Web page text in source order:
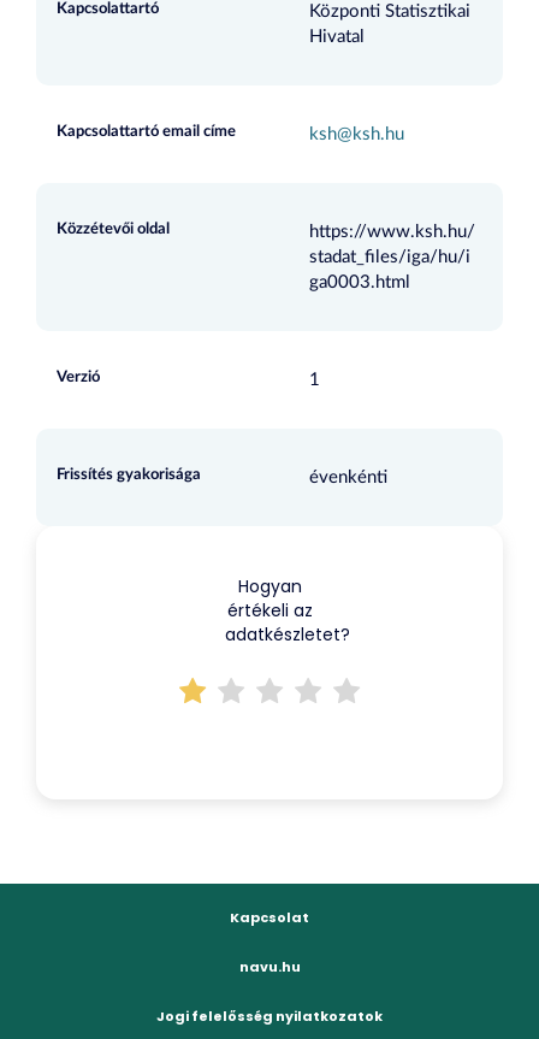
Kapcsolattartó
Központi Statisztikai
Hivatal
Kapcsolattartó email címe ksh@ksh.hu
Közzétevői oldal
https://www.ksh.hu/
stadat_files/iga/hu/i
ga0003.html
Verzió 1
Frissítés gyakorisága évenkénti
Hogyan
értékeli az
adatkészletet?
Kapcsolat
navu.hu
Jogi felelősség nyilatkozatok